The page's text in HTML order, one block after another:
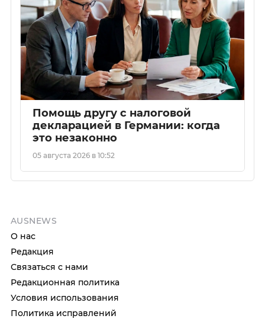
Помощь другу с налоговой
декларацией в Германии: когда
это незаконно
05 августа 2026 в 10:52
AUSNEWS
О нас
Редакция
Связаться с нами
Редакционная политика
Условия использования
Политика исправлений